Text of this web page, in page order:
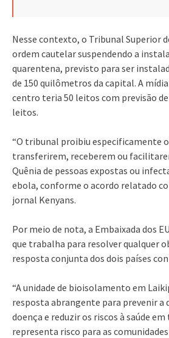
Nesse contexto, o Tribunal Superior
ordem cautelar suspendendo a
quarentena, previsto para ser
de 150 quilômetros da capital. A
centro teria 50 leitos com previsão
leitos.
“O tribunal proibiu especificamente
transferirem, receberem ou
Quênia de pessoas expostas ou
ebola, conforme o acordo relatado
jornal Kenyans.
Por meio de nota, a Embaixada dos
que trabalha para resolver qualquer
resposta conjunta dos dois países
“A unidade de bioisolamento em
resposta abrangente para prevenir a
doença e reduzir os riscos à saúde
representa risco para as